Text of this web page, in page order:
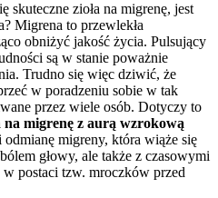
skuteczne zioła na migrenę, jest
Migrena to przewlekła
obniżyć jakość życia. Pulsujący
są w stanie poważnie
Trudno się więc dziwić, że
w poradzeniu sobie w tak
przez wiele osób. Dotyczy to
na migrenę z aurą wzrokową
odmianę migreny, która wiąże się
głowy, ale także z czasowymi
postaci tzw. mroczków przed